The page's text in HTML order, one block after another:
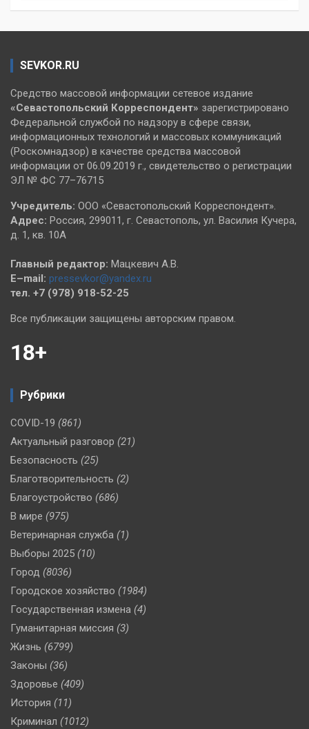
SEVKOR.RU
Средство массовой информации сетевое издание
«Севастопольский Корреспондент» зарегистрировано
Федеральной службой по надзору в сфере связи,
информационных технологий и массовых коммуникаций
(Роскомнадзор) в качестве средства массовой
информации от 06.09.2019 г., свидетельство о регистрации
ЭЛ № ФС 77–76715
Учредитель: ООО «Севастопольский Корреспондент».
Адрес: Россия, 299011, г. Севастополь, ул. Василия Кучера,
д. 1, кв. 10А
Главный редактор: Мацкевич А.В.
E–mail: pressevkor@yandex.ru
тел. +7 (978) 918-52-25
Все публикации защищены авторским правом.
18+
Рубрики
COVID-19 (861)
Актуальный разговор (21)
Безопасность (25)
Благотворительность (2)
Благоустройство (686)
В мире (975)
Ветеринарная служба (1)
Выборы 2025 (10)
Город (8036)
Городское хозяйство (1984)
Государственная измена (4)
Гуманитарная миссия (3)
Жизнь (6799)
Законы (36)
Здоровье (409)
История (11)
Криминал (1012)